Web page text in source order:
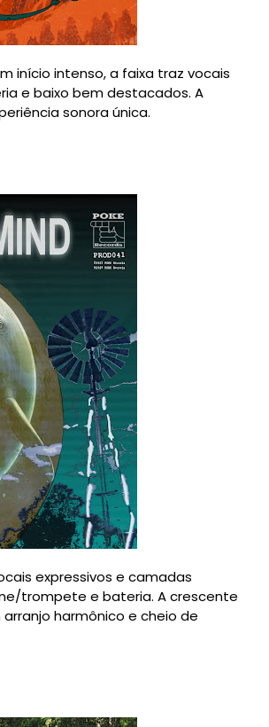
início intenso, a faixa traz vocais
e baixo bem destacados. A
sonora única.
expressivos e camadas
trompete e bateria. A crescente
harmônico e cheio de